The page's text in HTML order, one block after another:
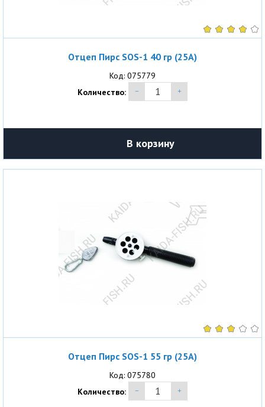
Отцеп Пирс SOS-1 40 гр (25A)
Код: 075779
Количество:
В корзину
Отцеп Пирс SOS-1 55 гр (25A)
Код: 075780
Количество: